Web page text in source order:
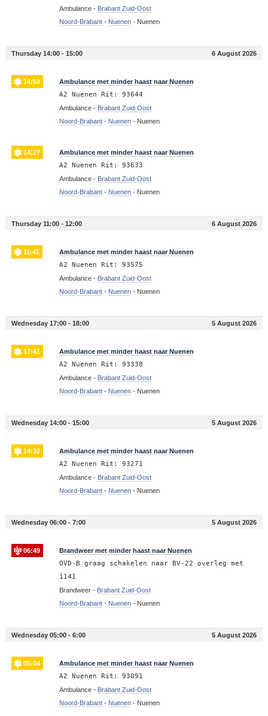
Ambulance - Brabant Zuid-Oost
Noord-Brabant- Nuenen- Nuenen
Thursday 14:00 - 15:00 6 August 2026
14:59 Ambulance met minder haast naar Nuenen
A2 Nuenen Rit: 93644
Ambulance - Brabant Zuid-Oost
Noord-Brabant- Nuenen- Nuenen
14:27 Ambulance met minder haast naar Nuenen
A2 Nuenen Rit: 93633
Ambulance - Brabant Zuid-Oost
Noord-Brabant- Nuenen- Nuenen
Thursday 11:00 - 12:00 6 August 2026
11:41 Ambulance met minder haast naar Nuenen
A2 Nuenen Rit: 93575
Ambulance - Brabant Zuid-Oost
Noord-Brabant- Nuenen- Nuenen
Wednesday 17:00 - 18:00 5 August 2026
17:41 Ambulance met minder haast naar Nuenen
A2 Nuenen Rit: 93338
Ambulance - Brabant Zuid-Oost
Noord-Brabant- Nuenen- Nuenen
Wednesday 14:00 - 15:00 5 August 2026
14:32 Ambulance met minder haast naar Nuenen
A2 Nuenen Rit: 93271
Ambulance - Brabant Zuid-Oost
Noord-Brabant- Nuenen- Nuenen
Wednesday 06:00 - 7:00 5 August 2026
06:49 Brandweer met minder haast naar Nuenen
OVD-B graag schakelen naar BV-22 overleg met
1141
Brandweer - Brabant Zuid-Oost
Noord-Brabant- Nuenen- Nuenen
Wednesday 05:00 - 6:00 5 August 2026
05:04 Ambulance met minder haast naar Nuenen
A2 Nuenen Rit: 93091
Ambulance - Brabant Zuid-Oost
Noord-Brabant- Nuenen- Nuenen